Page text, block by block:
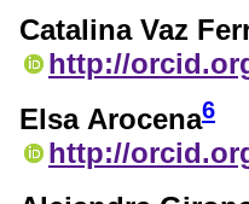
Catalina Vaz
http://
Elsa Arocena6
http://